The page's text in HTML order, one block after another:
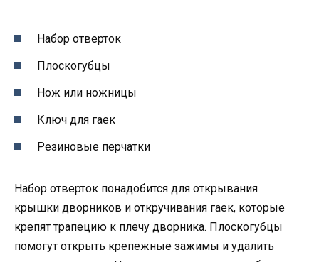
Набор отверток
Плоскогубцы
Нож или ножницы
Ключ для гаек
Резиновые перчатки
Набор отверток понадобится для открывания
крышки дворников и откручивания гаек, которые
крепят трапецию к плечу дворника. Плоскогубцы
помогут открыть крепежные зажимы и удалить